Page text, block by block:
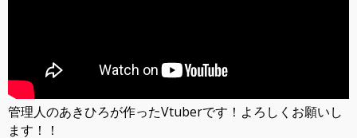
管理人のあきひろが作ったVtuberです！よろしくお願いし
ます！！